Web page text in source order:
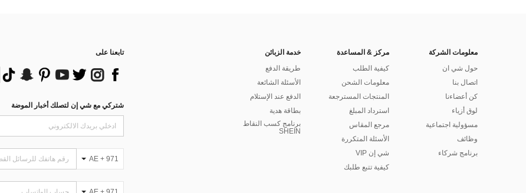
معلومات الشركة
حول شي ان
اتصال بنا
كن أعضاءنا
لوق أزياء
مسؤولية اجتماعية
وظائف
برنامج شركاء
مركز & المساعدة
كيفية الطلب
معلومات الشحن
المنتجات المسترجعة
استرداد المبلغ
مرجع المقاس
الأسئلة المتكررة
شي إن VIP
كيفية تتبع طلبك
خدمة الزبائن
طريقة الدفع
الأسئلة الشائعة
الدفع عند الإستلام
بطاقة هدية
برنامج كسب النقاط
SHEIN
تابعنا على
شتركي مع شي إن لتصلك أخبار الموضة
AE + 971